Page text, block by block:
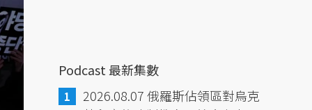
Podcast 最新集數
2026.08.07 俄羅斯佔領區對烏克